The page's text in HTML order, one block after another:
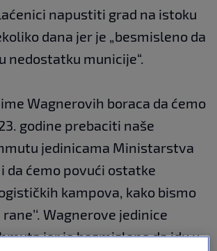
napustiti grad na istoku
dana jer je „besmisleno da
nedostatku municije“.
Wagnerovih boraca da ćemo
godine prebaciti naše
jedinicama Ministarstva
da ćemo povući ostatke
kampova, kako bismo
Wagnerove jedinice
jer je besmisleno da idu u